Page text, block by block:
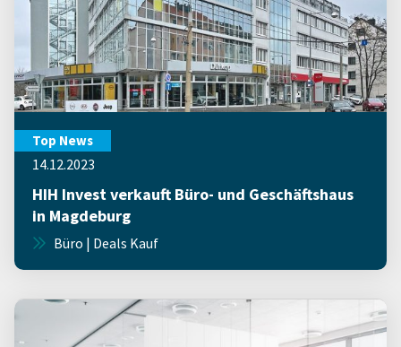
Top News
14.12.2023
HIH Invest verkauft Büro- und Geschäftshaus
in Magdeburg
Büro | Deals Kauf